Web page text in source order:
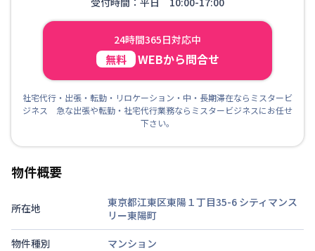
24時間365日対応中
無料 WEBから問合せ
社宅代行・出張・転勤・リロケーション・中・長期滞在ならミスタービ
ジネス 急な出張や転勤・社宅代行業務ならミスタービジネスにお任せ
下さい。
物件概要
所在地 東京都江東区東陽１丁目35-6 シティマンス
リー東陽町
物件種別
マンション